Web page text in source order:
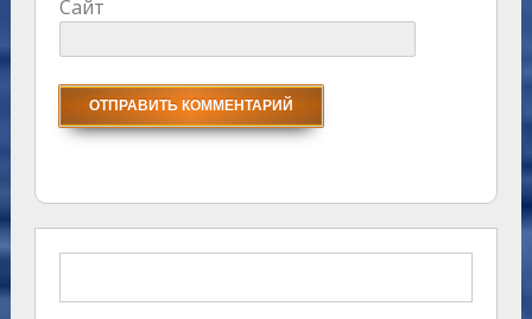
Сайт